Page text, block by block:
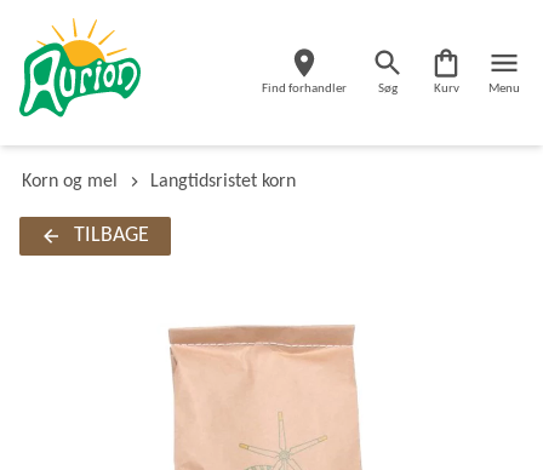
Find forhandler Søg Kurv Menu
Korn og mel Langtidsristet korn
TILBAGE